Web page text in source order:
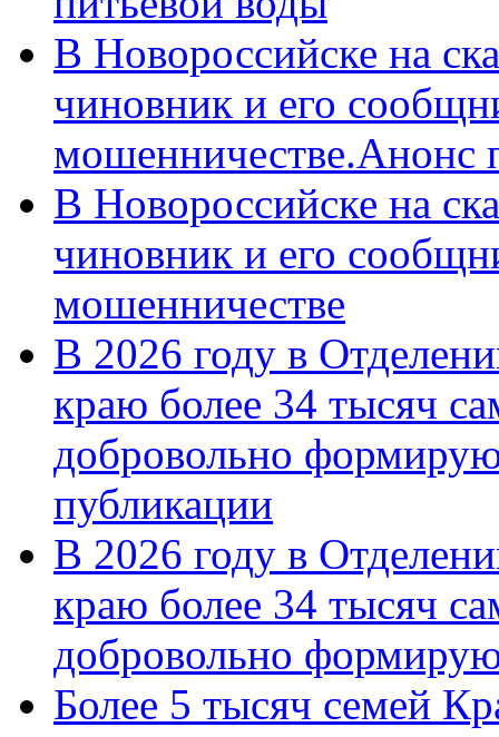
В Новороссийске на
чиновник и его
мошенничестве.Анонс
В Новороссийске на
чиновник и его
мошенничестве
В 2026 году в
краю более 34 тысяч
добровольно
публикации
В 2026 году в
краю более 34 тысяч
добровольно
Более 5 тысяч семей